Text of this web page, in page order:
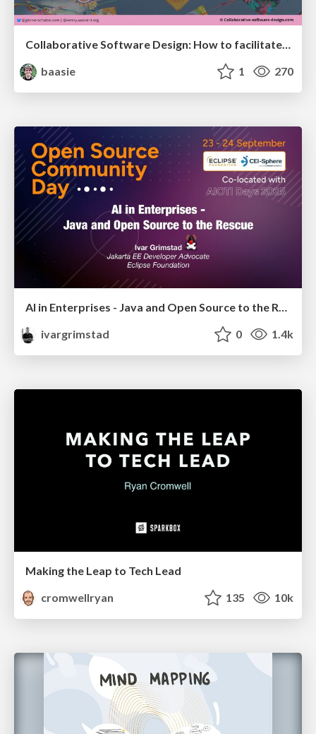
Collaborative Software Design: How to facilitate domain modelling decisions
baasie
1 270
AI in Enterprises - Java and Open Source to the Rescue
ivargrimstad
0 1.4k
Making the Leap to Tech Lead
cromwellryan
135 10k